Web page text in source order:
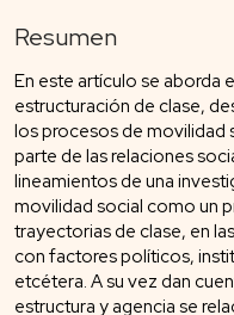
Resumen
En este artículo se aborda
estructuración de clase,
los procesos de
parte de las relaciones
lineamientos de una
movilidad social como un
trayectorias de clase, en
con factores políticos,
etcétera. A su vez dan
estructura y agencia se